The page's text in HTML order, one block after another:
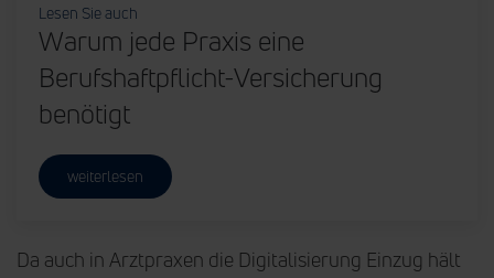
Lesen Sie auch
Warum jede Praxis eine
Berufshaftpflicht-Versicherung
benötigt
weiterlesen
Da auch in Arztpraxen die Digitalisierung Einzug hält